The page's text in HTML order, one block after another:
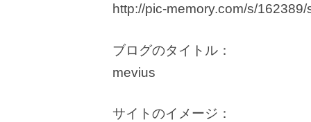
http://pic-memory.com/s/162389/
ブログのタイトル：
mevius
サイトのイメージ：